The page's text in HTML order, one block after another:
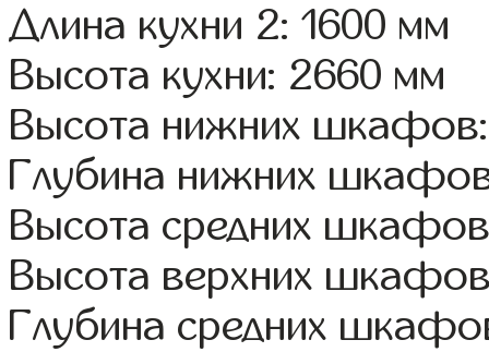
Длина кухни 2: 1600 мм
Высота кухни: 2660 мм
Высота нижних
Глубина нижних
Высота средних
Высота верхних
Глубина средних